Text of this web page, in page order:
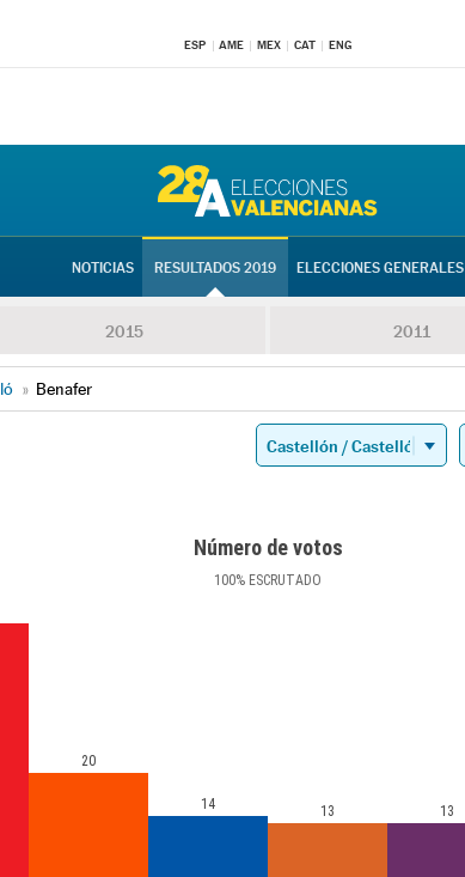
ESP AME MEX CAT ENG
NOTICIAS RESULTADOS 2019 ELECCIONES GENERALES
2015 2011
» Benafer
Número de votos
100% ESCRUTADO
20
14 13 13